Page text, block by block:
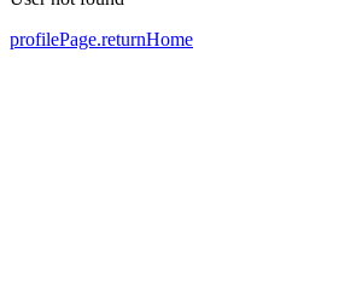
profilePage.returnHome